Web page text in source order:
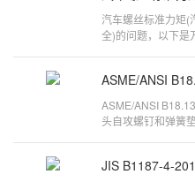
汽车螺丝标准力矩(
全)的问题，以下是
ASME/ANSI
头自攻螺钉和弹簧